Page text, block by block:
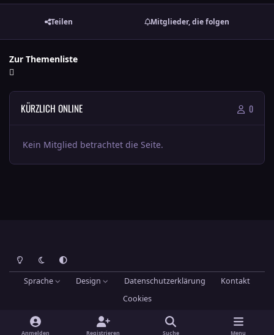
Teilen Mitglieder, die folgen
Zur Themenliste
KÜRZLICH ONLINE 0
Kein Mitglied betrachtet die Seite.
Heller ModusDunkler ModusSystemeinstellung
Sprache Design Datenschutzerklärung
Kontakt
Cookies
Hans-Joachim Maier
Invision Community
Anmelden Registrieren Suche Menu